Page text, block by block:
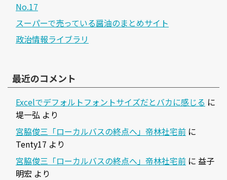
No.17
スーパーで売っている醤油のまとめサイト
政治情報ライブラリ
最近のコメント
Excelでデフォルトフォントサイズだとバカに感じる に
堤一弘 より
宮脇俊三「ローカルバスの終点へ」帝林社宅前 に
Tenty17 より
宮脇俊三「ローカルバスの終点へ」帝林社宅前 に 益子
明宏 より